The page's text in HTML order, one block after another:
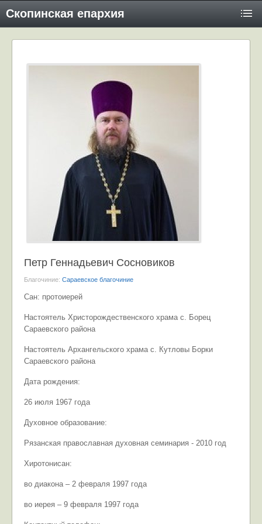
Скопинская епархия
Петр Геннадьевич Сосновиков
Благочиние: Сараевское благочиние
Сан: протоиерей
Настоятель Христорождественского храма с. Борец
Сараевского района
Настоятель Архангельского храма с. Кутловы Борки
Сараевского района
Дата рождения:
26 июля 1967 года
Духовное образование:
Рязанская православная духовная семинария - 2010 год
Хиротонисан:
во диакона – 2 февраля 1997 года
во иерея – 9 февраля 1997 года